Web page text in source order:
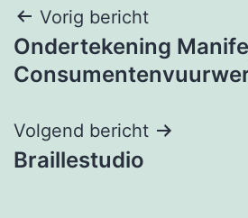
Bericht
navigatie
Vorig bericht
Ondertekening
Volgend bericht
Braillestudio